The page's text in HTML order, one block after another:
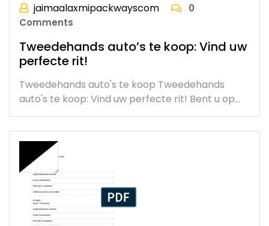
jaimaalaxmipackwayscom
0
Comments
Tweedehands auto’s te koop: Vind uw
perfecte rit!
Tweedehands auto's te koop Tweedehands
auto's te koop: Vind uw perfecte rit! Bent u op…